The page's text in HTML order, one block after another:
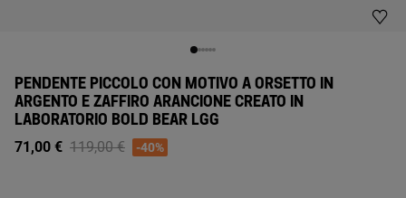
PENDENTE PICCOLO CON MOTIVO A ORSETTO IN
ARGENTO E ZAFFIRO ARANCIONE CREATO IN
LABORATORIO BOLD BEAR LGG
71,00 € Price reduced from
119,00 €to-40%